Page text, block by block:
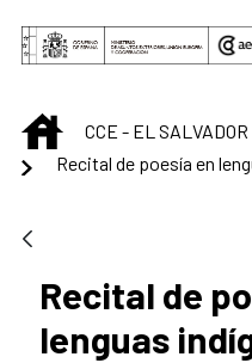
Saut au contenu principal
INICIOCCE - EL SALVADOR
Recital de poesía en
Recital de
lenguas